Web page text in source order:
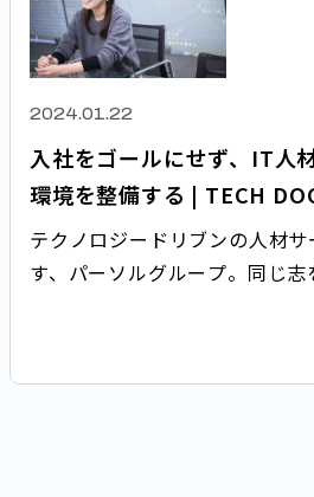
2024.01.22
入社をゴールにせず、IT人
環境を整備する | TECH
テクノロジードリブンの人材
す、パーソルグループ。同じ